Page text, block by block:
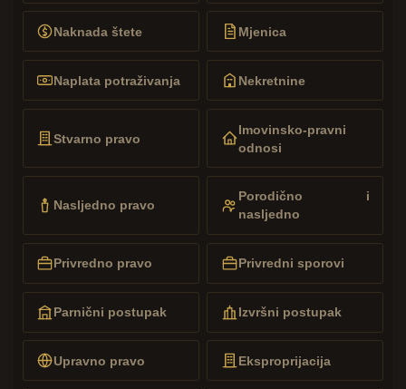
Naknada štete Mjenica
Naplata potraživanja Nekretnine
Stvarno pravo
Imovinsko-pravni
odnosi
Nasljedno pravo
Porodično i
nasljedno
Privredno pravo Privredni sporovi
Parnični postupak Izvršni postupak
Upravno pravo Eksproprijacija